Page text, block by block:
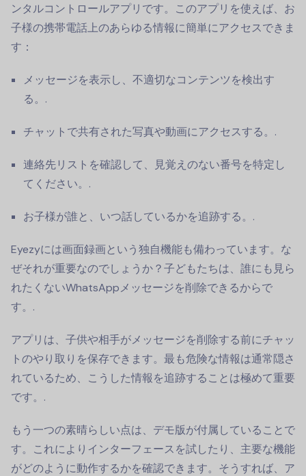
ンタルコントロールアプリです。このアプリを使えば、お
子様の携帯電話上のあらゆる情報に簡単にアクセスできま
す：
メッセージを表示し、不適切なコンテンツを検出す
る。.
チャットで共有された写真や動画にアクセスする。.
連絡先リストを確認して、見覚えのない番号を特定し
てください。.
お子様が誰と、いつ話しているかを追跡する。.
Eyezyには画面録画という独自機能も備わっています。な
ぜそれが重要なのでしょうか？子どもたちは、誰にも見ら
れたくないWhatsAppメッセージを削除できるからで
す。.
アプリは、子供や相手がメッセージを削除する前にチャッ
トのやり取りを保存できます。最も危険な情報は通常隠さ
れているため、こうした情報を追跡することは極めて重要
です。.
もう一つの素晴らしい点は、デモ版が付属していることで
す。これによりインターフェースを試したり、主要な機能
がどのように動作するかを確認できます。そうすれば、ア